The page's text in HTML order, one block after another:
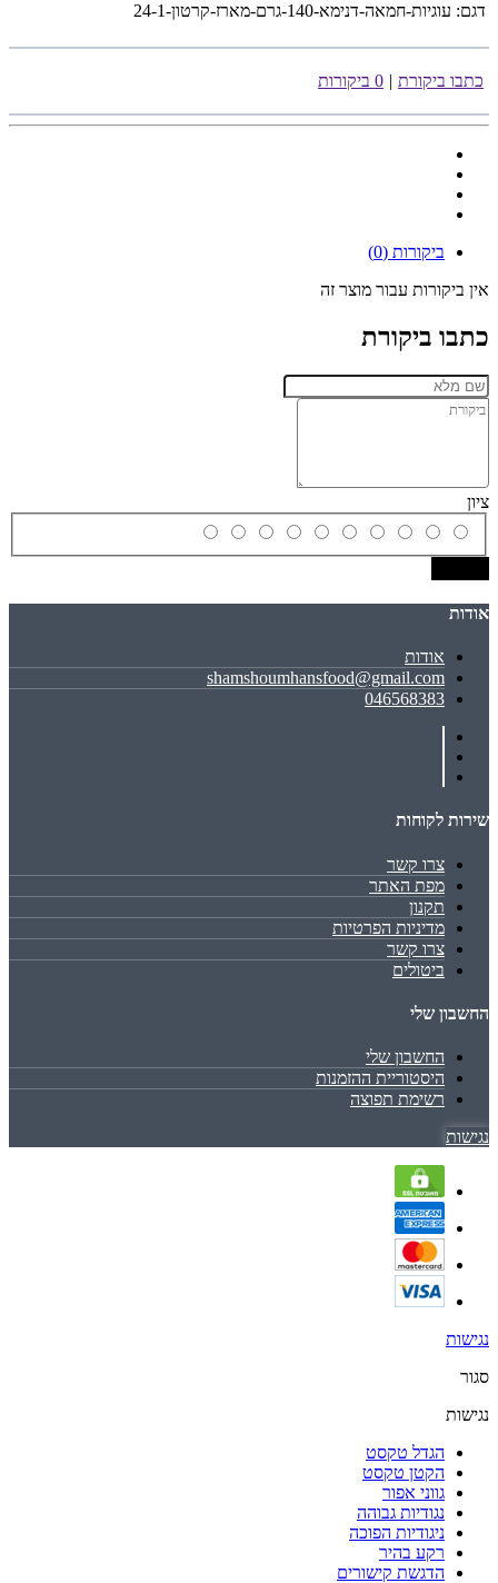
דגם: עוגיות-חמאה-דנימא-140-גרם-מארז-קרטון-24-1
כתבו ביקורת | 0 ביקורות
ביקורות (0)
אין ביקורות עבור מוצר זה
כתבו ביקורת
ציון
אודות
אודות
shamshoumhansfood@gmail.com
046568383
שירות לקוחות
צרו קשר
מפת האתר
תקנון
מדיניות הפרטיות
צרו קשר
ביטולים
החשבון שלי
החשבון שלי
היסטוריית ההזמנות
רשימת תפוצה
נגישות
נגישות
סגור
נגישות
הגדל טקסט
הקטן טקסט
גווני אפור
נגודיות גבוהה
ניגודיות הפוכה
רקע בהיר
הדגשת קישורים